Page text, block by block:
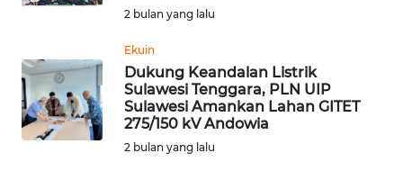
2 bulan yang lalu
Ekuin
Dukung Keandalan Listrik
Sulawesi Tenggara, PLN UIP
Sulawesi Amankan Lahan GITET
275/150 kV Andowia
2 bulan yang lalu
WN
KALTARA